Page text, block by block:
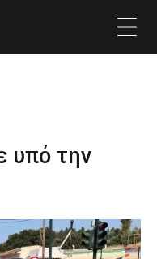
υπό την